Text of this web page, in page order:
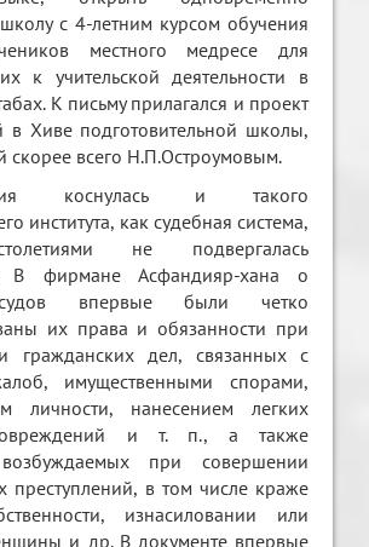
с 4-летним курсом обучения
местного медресе для
к учительской деятельности в
К письму прилагался и проект
в Хиве подготовительной школы,
скорее всего Н.П.Остроумовым.
коснулась и такого
института, как судебная система,
не подвергалась
В фирмане Асфандияр-хана о
впервые были четко
их права и обязанности при
гражданских дел, связанных с
имущественными спорами,
личности, нанесением легких
и т. п., а также
при совершении
преступлений, в том числе краже
изнасиловании или
и др. В документе впервые